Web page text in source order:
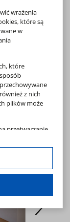
2000 zł
wrażenia
które są
w
które
z nich
plików może
przetwarzanie
z naszą
jest